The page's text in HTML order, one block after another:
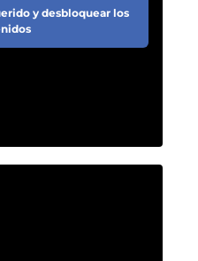
y desbloquear los